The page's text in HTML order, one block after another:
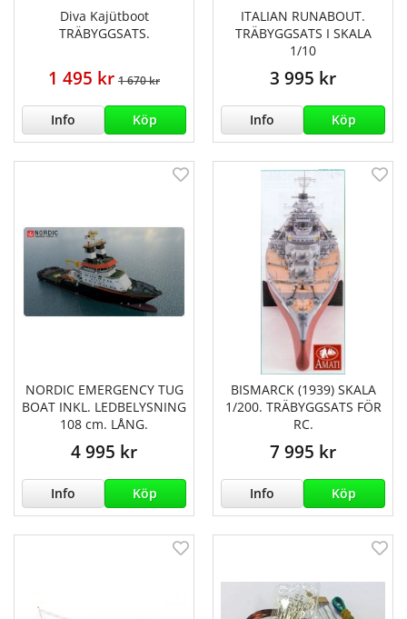
Diva Kajütboot
TRÄBYGGSATS.
1 495 kr 1 670 kr
Info Köp
ITALIAN RUNABOUT.
TRÄBYGGSATS I SKALA
1/10
3 995 kr
Info Köp
NORDIC EMERGENCY TUG
BOAT INKL. LEDBELYSNING
108 cm. LÅNG.
4 995 kr
Info Köp
BISMARCK (1939) SKALA
1/200. TRÄBYGGSATS FÖR
RC.
7 995 kr
Info Köp